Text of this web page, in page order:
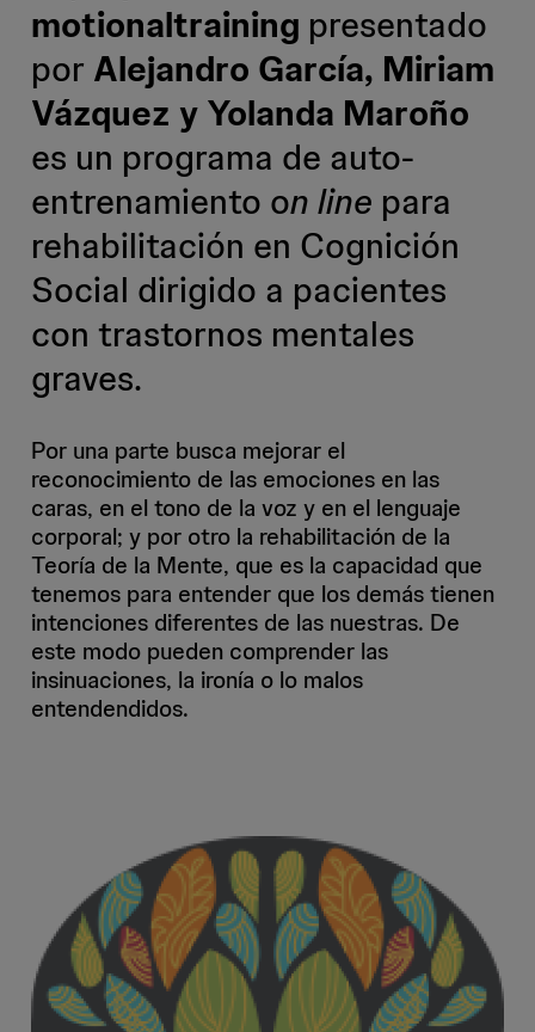
motionaltraining presentado
por Alejandro García, Miriam
Vázquez y Yolanda Maroño
es un programa de auto-
entrenamiento on line para
rehabilitación en Cognición
Social dirigido a pacientes
con trastornos mentales
graves.
Por una parte busca mejorar el
reconocimiento de las emociones en las
caras, en el tono de la voz y en el lenguaje
corporal; y por otro la rehabilitación de la
Teoría de la Mente, que es la capacidad que
tenemos para entender que los demás tienen
intenciones diferentes de las nuestras. De
este modo pueden comprender las
insinuaciones, la ironía o lo malos
entendendidos.